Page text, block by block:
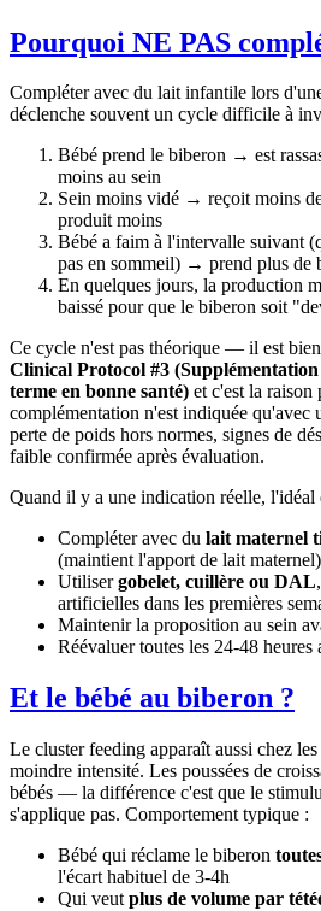
Pourquoi NE PAS
Compléter avec du lait infantile lors
déclenche souvent un cycle difficile à
Bébé prend le biberon → est
moins au sein
Sein moins vidé → reçoit moins
produit moins
Bébé a faim à l'intervalle suivant
pas en sommeil) → prend plus de
En quelques jours, la production
baissé pour que le biberon soit
Ce cycle n'est pas théorique — il est
Clinical Protocol #3 (Supplémentation
terme en bonne santé) et c'est la raison
complémentation n'est indiquée qu'avec
perte de poids hors normes, signes de
faible confirmée après évaluation.
Quand il y a une indication réelle, l'idéal
Compléter avec du lait maternel
(maintient l'apport de lait maternel)
Utilisergobelet, cuillère ou DAL
artificielles dans les premières
Maintenir la proposition au sein
Réévaluer toutes les 24-48
Et le bébé au biberon ?
Le cluster feeding apparaît aussi chez
moindre intensité. Les poussées de
bébés — la différence c'est que le
s'applique pas. Comportement typique :
Bébé qui réclame le biberon
l'écart habituel de 3-4h
Qui veut plus de volume par